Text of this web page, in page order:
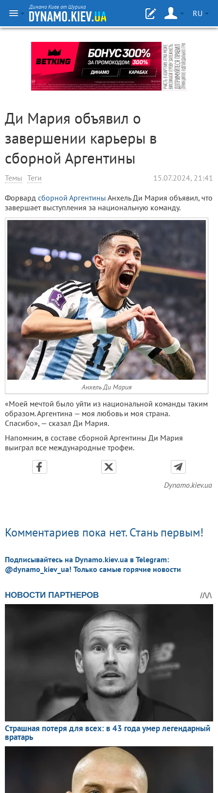
Динамо Киев от Шурика
RU
Ди Мария объявил о
завершении карьеры в
сборной Аргентины
Темы Теги 15.07.2024, 21:41
Форвард сборной Аргентины Анхель Ди Мария объявил, что
завершает выступления за национальную команду.
Анхель Ди Мария
«Моей мечтой было уйти из национальной команды таким
образом. Аргентина — моя любовь и моя страна.
Спасибо», — сказал Ди Мария.
Напомним, в составе сборной Аргентины Ди Мария
выиграл все международные трофеи.
Dynamo.kiev.ua
Комментариев пока нет. Стань первым!
Подписывайтесь на Dynamo.kiev.ua в Telegram:
@dynamo_kiev_ua! Только самые горячие новости